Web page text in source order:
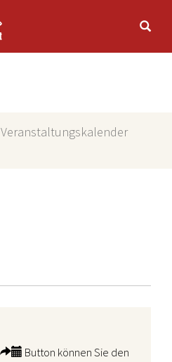
Veranstaltungskalender
Button können Sie den